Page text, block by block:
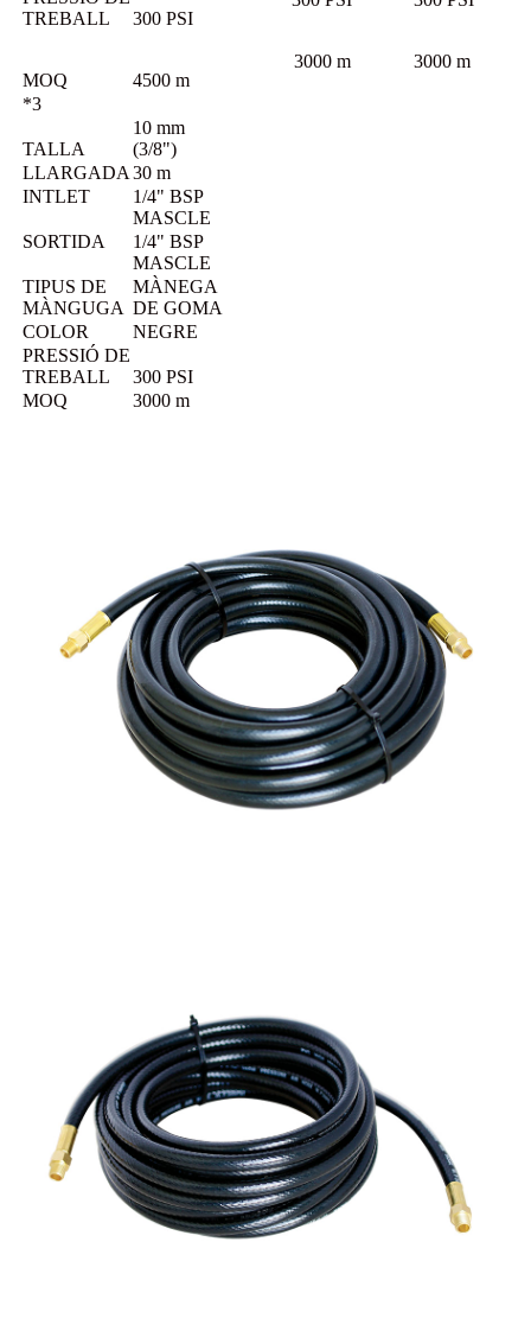
TREBALL
300 PSI
MOQ 4500 m
3000 m 3000 m
*3
TALLA
10 mm
(3/8")
LLARGADA 30 m
INTLET
1/4" BSP
MASCLE
SORTIDA
1/4" BSP
MASCLE
TIPUS DE
MÀNGUGA
MÀNEGA
DE GOMA
COLOR
NEGRE
PRESSIÓ DE
TREBALL
300 PSI
MOQ
3000 m